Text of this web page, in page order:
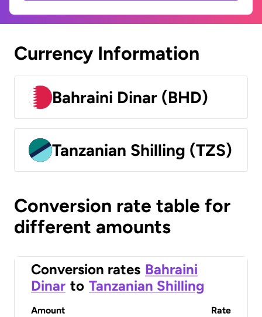
Currency Information
Bahraini Dinar (BHD)
Tanzanian Shilling (TZS)
Conversion rate table for
different amounts
Conversion rates Bahraini
Dinar to Tanzanian Shilling
Amount Rate